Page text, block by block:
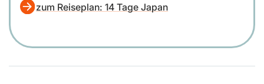
zum Reiseplan: 14 Tage Japan